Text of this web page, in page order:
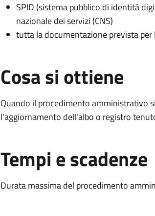
SPID (sistema pubblico di identità
nazionale dei servizi (CNS)
tutta la documentazione prevista per
Cosa si ottiene
Quando il procedimento amministrativo
l'aggiornamento dell'albo o registro
Tempi e scadenze
Durata massima del procedimento